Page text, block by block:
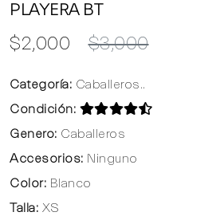
PLAYERA BT
$2,000 $3,000
Categoría: Caballeros..
Condición:
Genero: Caballeros
Accesorios: Ninguno
Color: Blanco
Talla: XS